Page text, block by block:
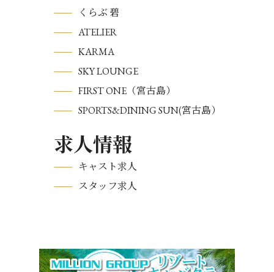
くらぶ 碧
ATELIER
KARMA
SKY LOUNGE
FIRST ONE（宮古島）
SPORTS&DINING SUN(宮古島）
求人情報
キャスト求人
スタッフ求人